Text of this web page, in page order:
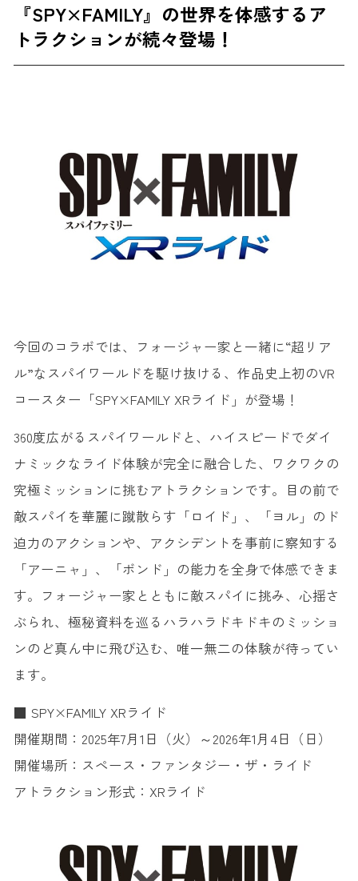
『SPY×FAMILY』の世界を体感するア
トラクションが続々登場！
今回のコラボでは、フォージャー家と一緒に“超リア
ル”なスパイワールドを駆け抜ける、作品史上初のVR
コースター「SPY×FAMILY XRライド」が登場！
360度広がるスパイワールドと、ハイスピードでダイ
ナミックなライド体験が完全に融合した、ワクワクの
究極ミッションに挑むアトラクションです。目の前で
敵スパイを華麗に蹴散らす「ロイド」、「ヨル」のド
迫力のアクションや、アクシデントを事前に察知する
「アーニャ」、「ボンド」の能力を全身で体感できま
す。フォージャー家とともに敵スパイに挑み、心揺さ
ぶられ、極秘資料を巡るハラハラドキドキのミッショ
ンのど真ん中に飛び込む、唯一無二の体験が待ってい
ます。
■ SPY×FAMILY XRライド
開催期間：2025年7月1日（火）～2026年1月4日（日）
開催場所：スペース・ファンタジー・ザ・ライド
アトラクション形式：XRライド